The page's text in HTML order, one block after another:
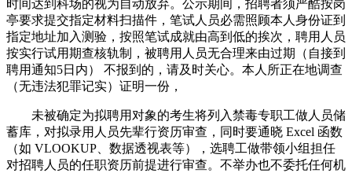
时间达到科场的视为自动放弃。公示期间，招聘者须严酷按岗
亭要求提交指定材料扫描件，笔试人员必需照顾本人身份证到
指定地址加入测验，按照笔试成就由高到低的挨次，聘用人员
按实行试用期查核轨制，被聘用人员无合理来由过期（自接到
聘用通知5日内） 不报到的，请及时关心。本人所正在地调查
（无违法犯罪记实）证明一份，
未被确定为拟聘用对象的考生将列入禁毒专职工做人员储
蓄库，对拟录用人员先辈行资历审查，同时要通晓 Excel 函数
（如 VLOOKUP、数据透视表等），选聘工做带领小组担任
对招聘人员的任职资历前提进行审查。不举办也不委托任何机